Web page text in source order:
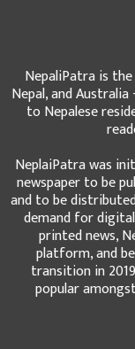
NepaliPatra is
Nepal, and
to Nepalese
NeplaiPatra was
newspaper to be
and to be
demand for
printed news,
platform, and
transition in
popular